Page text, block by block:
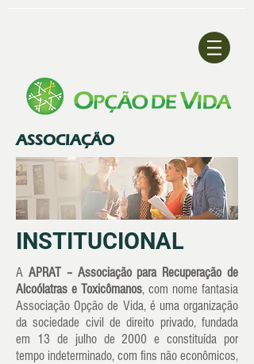
ASSOCIAÇÃO
INSTITUCIONAL
A APRAT – Associação para Recuperação de
Alcoólatras e Toxicômanos, com nome fantasia
Associação Opção de Vida, é uma organização
da sociedade civil de direito privado, fundada
em 13 de julho de 2000 e constituída por
tempo indeterminado, com fins não econômicos,